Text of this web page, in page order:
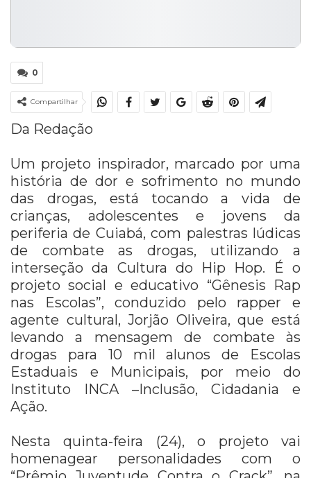
0
Compartilhar
Da Redação
Um projeto inspirador, marcado por uma
história de dor e sofrimento no mundo
das drogas, está tocando a vida de
crianças, adolescentes e jovens da
periferia de Cuiabá, com palestras lúdicas
de combate as drogas, utilizando a
interseção da Cultura do Hip Hop. É o
projeto social e educativo “Gênesis Rap
nas Escolas”, conduzido pelo rapper e
agente cultural, Jorjão Oliveira, que está
levando a mensagem de combate às
drogas para 10 mil alunos de Escolas
Estaduais e Municipais, por meio do
Instituto INCA –Inclusão, Cidadania e
Ação.
Nesta quinta-feira (24), o projeto vai
homenagear personalidades com o